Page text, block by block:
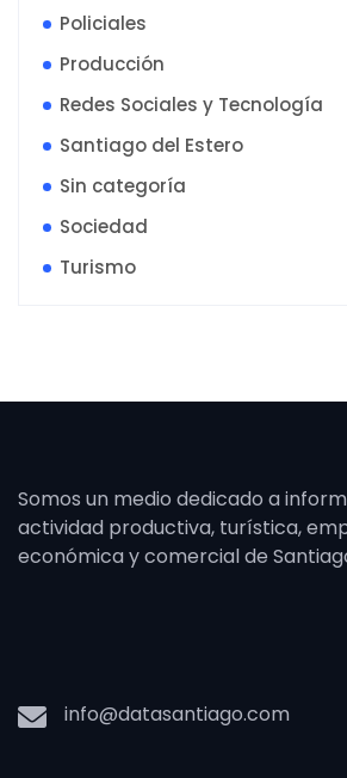
Policiales
Producción
Redes Sociales y Tecnología
Santiago del Estero
Sin categoría
Sociedad
Turismo
Somos un medio dedicado a
actividad productiva, turística,
económica y comercial de
info@datasantiago.com